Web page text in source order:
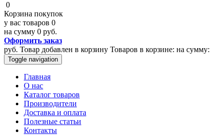
0
Корзина покупок
у вас товаров 0
на сумму 0 руб.
Оформить заказ
руб. Товар добавлен в корзину Товаров в корзине: на сумму:
Toggle navigation
Главная
О нас
Каталог товаров
Производители
Доставка и оплата
Полезные статьи
Контакты